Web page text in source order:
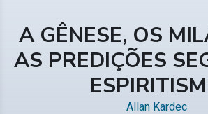
A GÊNESE, OS
AS PREDIÇÕES
Allan Kardec